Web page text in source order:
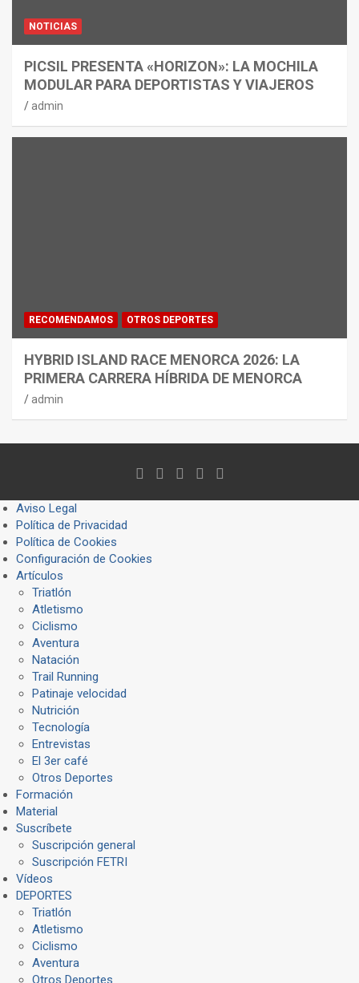
NOTICIAS
PICSIL PRESENTA «HORIZON»: LA MOCHILA
MODULAR PARA DEPORTISTAS Y VIAJEROS
admin
RECOMENDAMOS OTROS DEPORTES
HYBRID ISLAND RACE MENORCA 2026: LA
PRIMERA CARRERA HÍBRIDA DE MENORCA
admin
Aviso Legal
Política de Privacidad
Política de Cookies
Configuración de Cookies
Artículos
Triatlón
Atletismo
Ciclismo
Aventura
Natación
Trail Running
Patinaje velocidad
Nutrición
Tecnología
Entrevistas
El 3er café
Otros Deportes
Formación
Material
Suscríbete
Suscripción general
Suscripción FETRI
Vídeos
DEPORTES
Triatlón
Atletismo
Ciclismo
Aventura
Otros Deportes